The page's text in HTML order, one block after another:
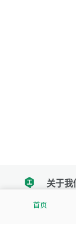
首页
tencent关于我
我们努力把每